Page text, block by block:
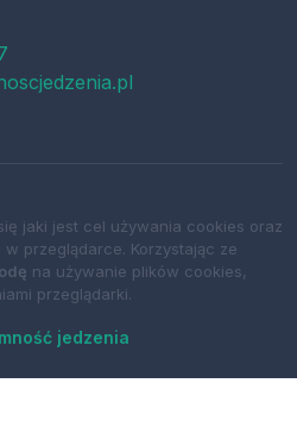
jaki jest cel używania cookies oraz
przeglądarce. Korzystając ze
na używanie plików cookies,
przeglądarki.
jedzenia